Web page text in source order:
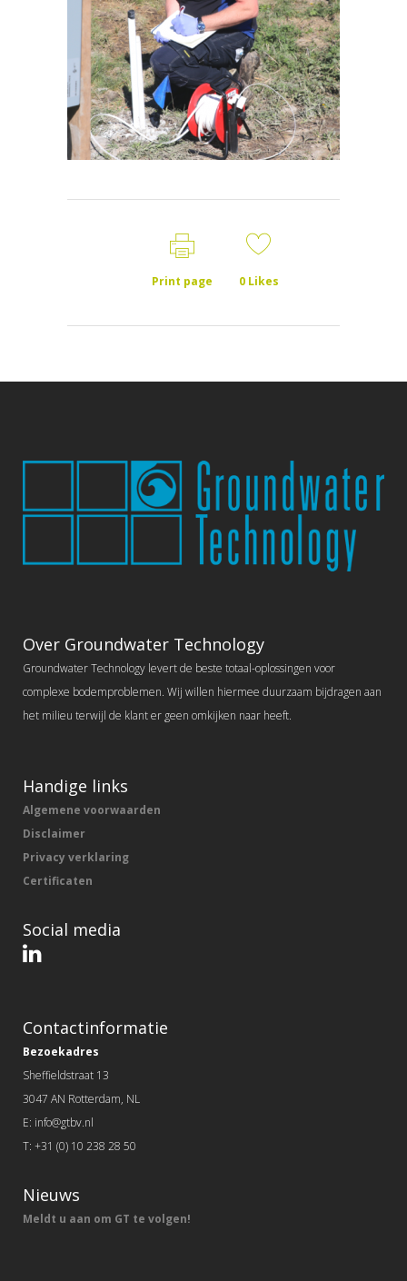
Print page 0Likes
Over Groundwater Technology
Groundwater Technology levert de beste totaal-oplossingen voor
complexe bodemproblemen. Wij willen hiermee duurzaam bijdragen aan
het milieu terwijl de klant er geen omkijken naar heeft.
Handige links
Algemene voorwaarden
Disclaimer
Privacy verklaring
Certificaten
Social media
Contactinformatie
Bezoekadres
Sheffieldstraat 13
3047 AN Rotterdam, NL
E: info@gtbv.nl
T: +31 (0) 10 238 28 50
Nieuws
Meldt u aan om GT te volgen!